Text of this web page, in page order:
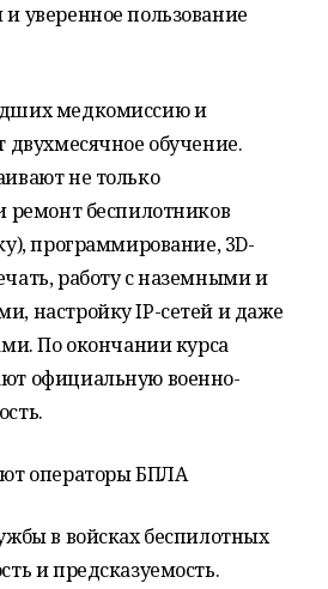
уверенное пользование
медкомиссию и
двухмесячное обучение.
не только
ремонт беспилотников
программирование, 3D-
работу с наземными и
настройку IP-сетей и даже
По окончании курса
официальную военно-
операторы БПЛА
в войсках беспилотных
и предсказуемость.